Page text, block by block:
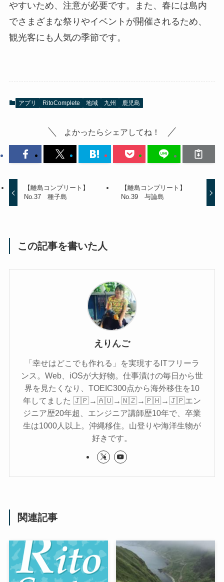
やすいため、注意が必要です。また、春には島内
でさまざまな祭りやイベントが開催されるため、
観光客にも人気の季節です。
アプリ RitoComplete 地域 九州 鹿児島
よかったらシェアしてね！
【離島コンプリート】
No.37 種子島
【離島コンプリート】
No.39 与論島
この記事を書いた人
えりんご
「幸せはどこでも作れる」を実現するITフリーラ
ンス。Web、iOSが大好物。仕事漬けの毎日から世
界を見たくなり、TOEIC300点から海外移住を10
年してました 🇯🇵→🇦🇺→🇳🇿→🇵🇭→🇯🇵エン
ジニア歴20年超、エンジニア講師歴10年で、卒業
生は1000人以上。沖縄移住。山登りや海洋生物が
好きです。
関連記事